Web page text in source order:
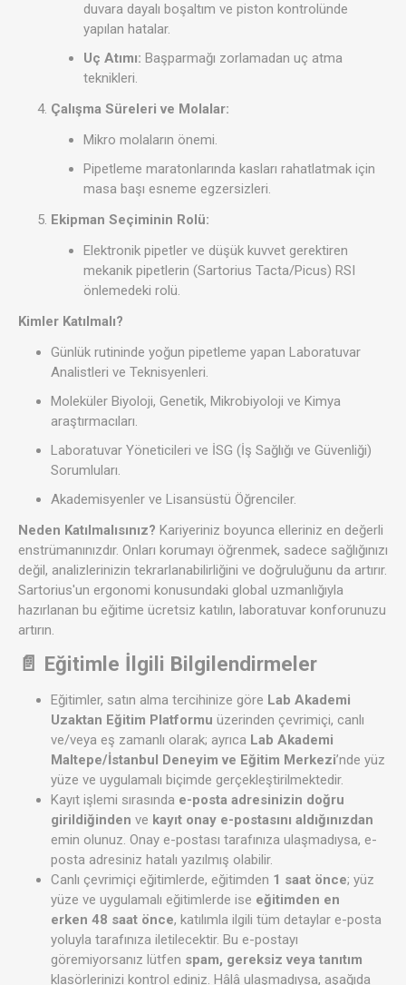
duvara dayalı boşaltım ve piston kontrolünde
yapılan hatalar.
Uç Atımı: Başparmağı zorlamadan uç atma
teknikleri.
Çalışma Süreleri ve Molalar:
Mikro molaların önemi.
Pipetleme maratonlarında kasları rahatlatmak için
masa başı esneme egzersizleri.
Ekipman Seçiminin Rolü:
Elektronik pipetler ve düşük kuvvet gerektiren
mekanik pipetlerin (Sartorius Tacta/Picus) RSI
önlemedeki rolü.
Kimler Katılmalı?
Günlük rutininde yoğun pipetleme yapan Laboratuvar
Analistleri ve Teknisyenleri.
Moleküler Biyoloji, Genetik, Mikrobiyoloji ve Kimya
araştırmacıları.
Laboratuvar Yöneticileri ve İSG (İş Sağlığı ve Güvenliği)
Sorumluları.
Akademisyenler ve Lisansüstü Öğrenciler.
Neden Katılmalısınız? Kariyeriniz boyunca elleriniz en değerli
enstrümanınızdır. Onları korumayı öğrenmek, sadece sağlığınızı
değil, analizlerinizin tekrarlanabilirliğini ve doğruluğunu da artırır.
Sartorius'un ergonomi konusundaki global uzmanlığıyla
hazırlanan bu eğitime ücretsiz katılın, laboratuvar konforunuzu
artırın.
📄 Eğitimle İlgili Bilgilendirmeler
Eğitimler, satın alma tercihinize göre Lab Akademi
Uzaktan Eğitim Platformu üzerinden çevrimiçi, canlı
ve/veya eş zamanlı olarak; ayrıca Lab Akademi
Maltepe/İstanbul Deneyim ve Eğitim Merkezi’nde yüz
yüze ve uygulamalı biçimde gerçekleştirilmektedir.
Kayıt işlemi sırasında e-posta adresinizin doğru
girildiğinden ve kayıt onay e-postasını aldığınızdan
emin olunuz. Onay e-postası tarafınıza ulaşmadıysa, e-
posta adresiniz hatalı yazılmış olabilir.
Canlı çevrimiçi eğitimlerde, eğitimden 1 saat önce; yüz
yüze ve uygulamalı eğitimlerde ise eğitimden en
erken 48 saat önce, katılımla ilgili tüm detaylar e-posta
yoluyla tarafınıza iletilecektir. Bu e-postayı
göremiyorsanız lütfen spam, gereksiz veya tanıtım
klasörlerinizi kontrol ediniz. Hâlâ ulaşmadıysa, aşağıda